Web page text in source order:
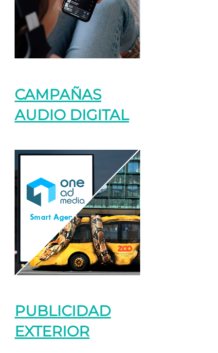
CAMPAÑAS
AUDIO DIGITAL
PUBLICIDAD
EXTERIOR